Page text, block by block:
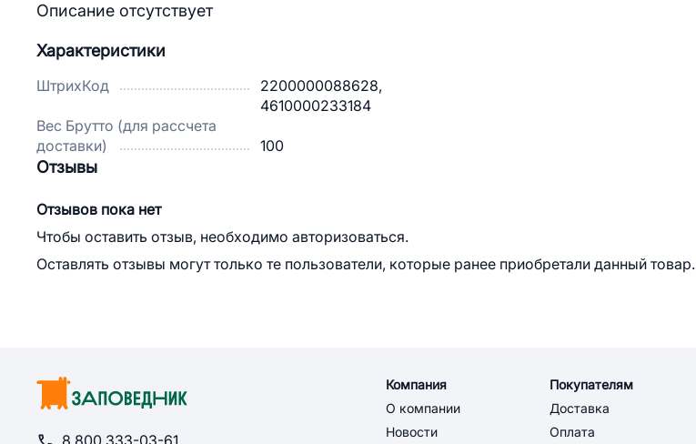
Описание отсутствует
Характеристики
ШтрихКод
2200000088628,
4610000233184
Вес Брутто (для рассчета
доставки)
100
Отзывы
Отзывов пока нет
Чтобы оставить отзыв, необходимо авторизоваться.
Оставлять отзывы могут только те пользователи, которые ранее приобретали данный товар.
8 800 333-03-61
Компания
О компании
Новости
Покупателям
Доставка
Оплата